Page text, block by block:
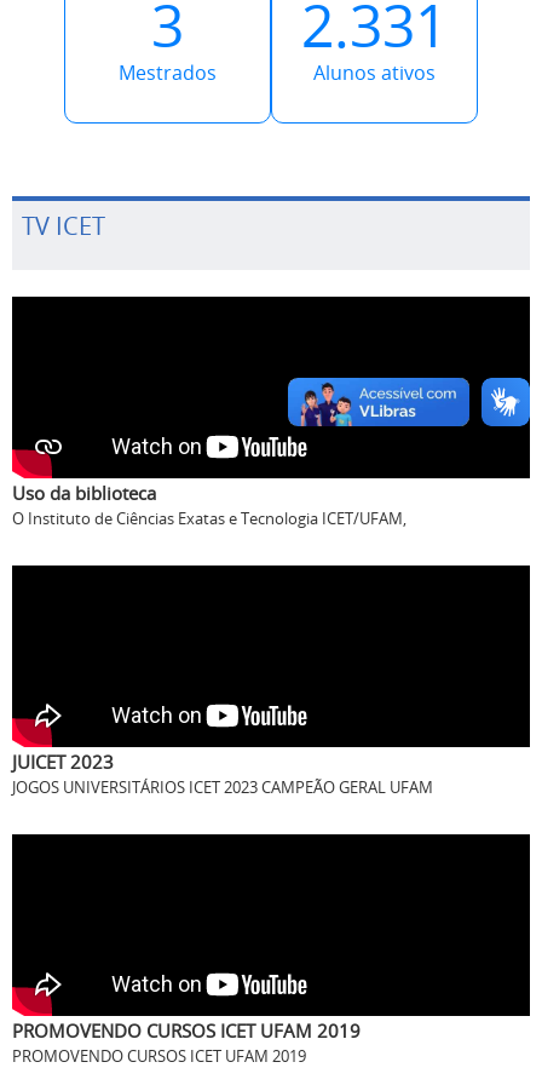
3
Mestrados
2.331
Alunos ativos
TV ICET
Uso da biblioteca
O Instituto de Ciências Exatas e Tecnologia ICET/UFAM,
JUICET 2023
JOGOS UNIVERSITÁRIOS ICET 2023 CAMPEÃO GERAL UFAM
PROMOVENDO CURSOS ICET UFAM 2019
PROMOVENDO CURSOS ICET UFAM 2019